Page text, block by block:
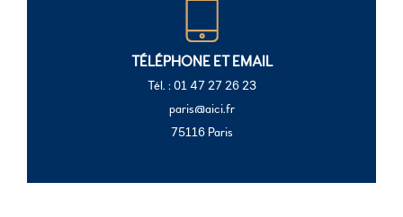
TÉLÉPHONE ET EMAIL
Tél. : 01 47 27 26 23
paris@aici.fr
75116 Paris